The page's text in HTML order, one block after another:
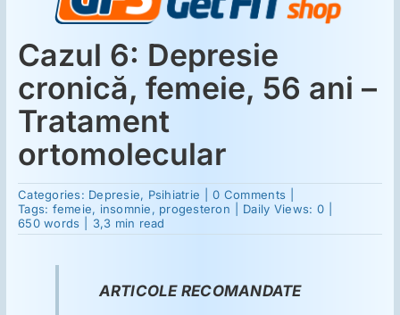
Psihiatrie
Neurologie
Intoleranţa la gluten
Suplimente
Reumatologie
Cazul 6: Depresie
cronică, femeie, 56 ani –
Tratament
ortomolecular
Categories: Depresie, Psihiatrie 0 Comments
Cazul
ani
Tags: femeie, insomnie, progesteron Daily Views: 0
650 words
3,3 min read
ARTICOLE RECOMANDATE